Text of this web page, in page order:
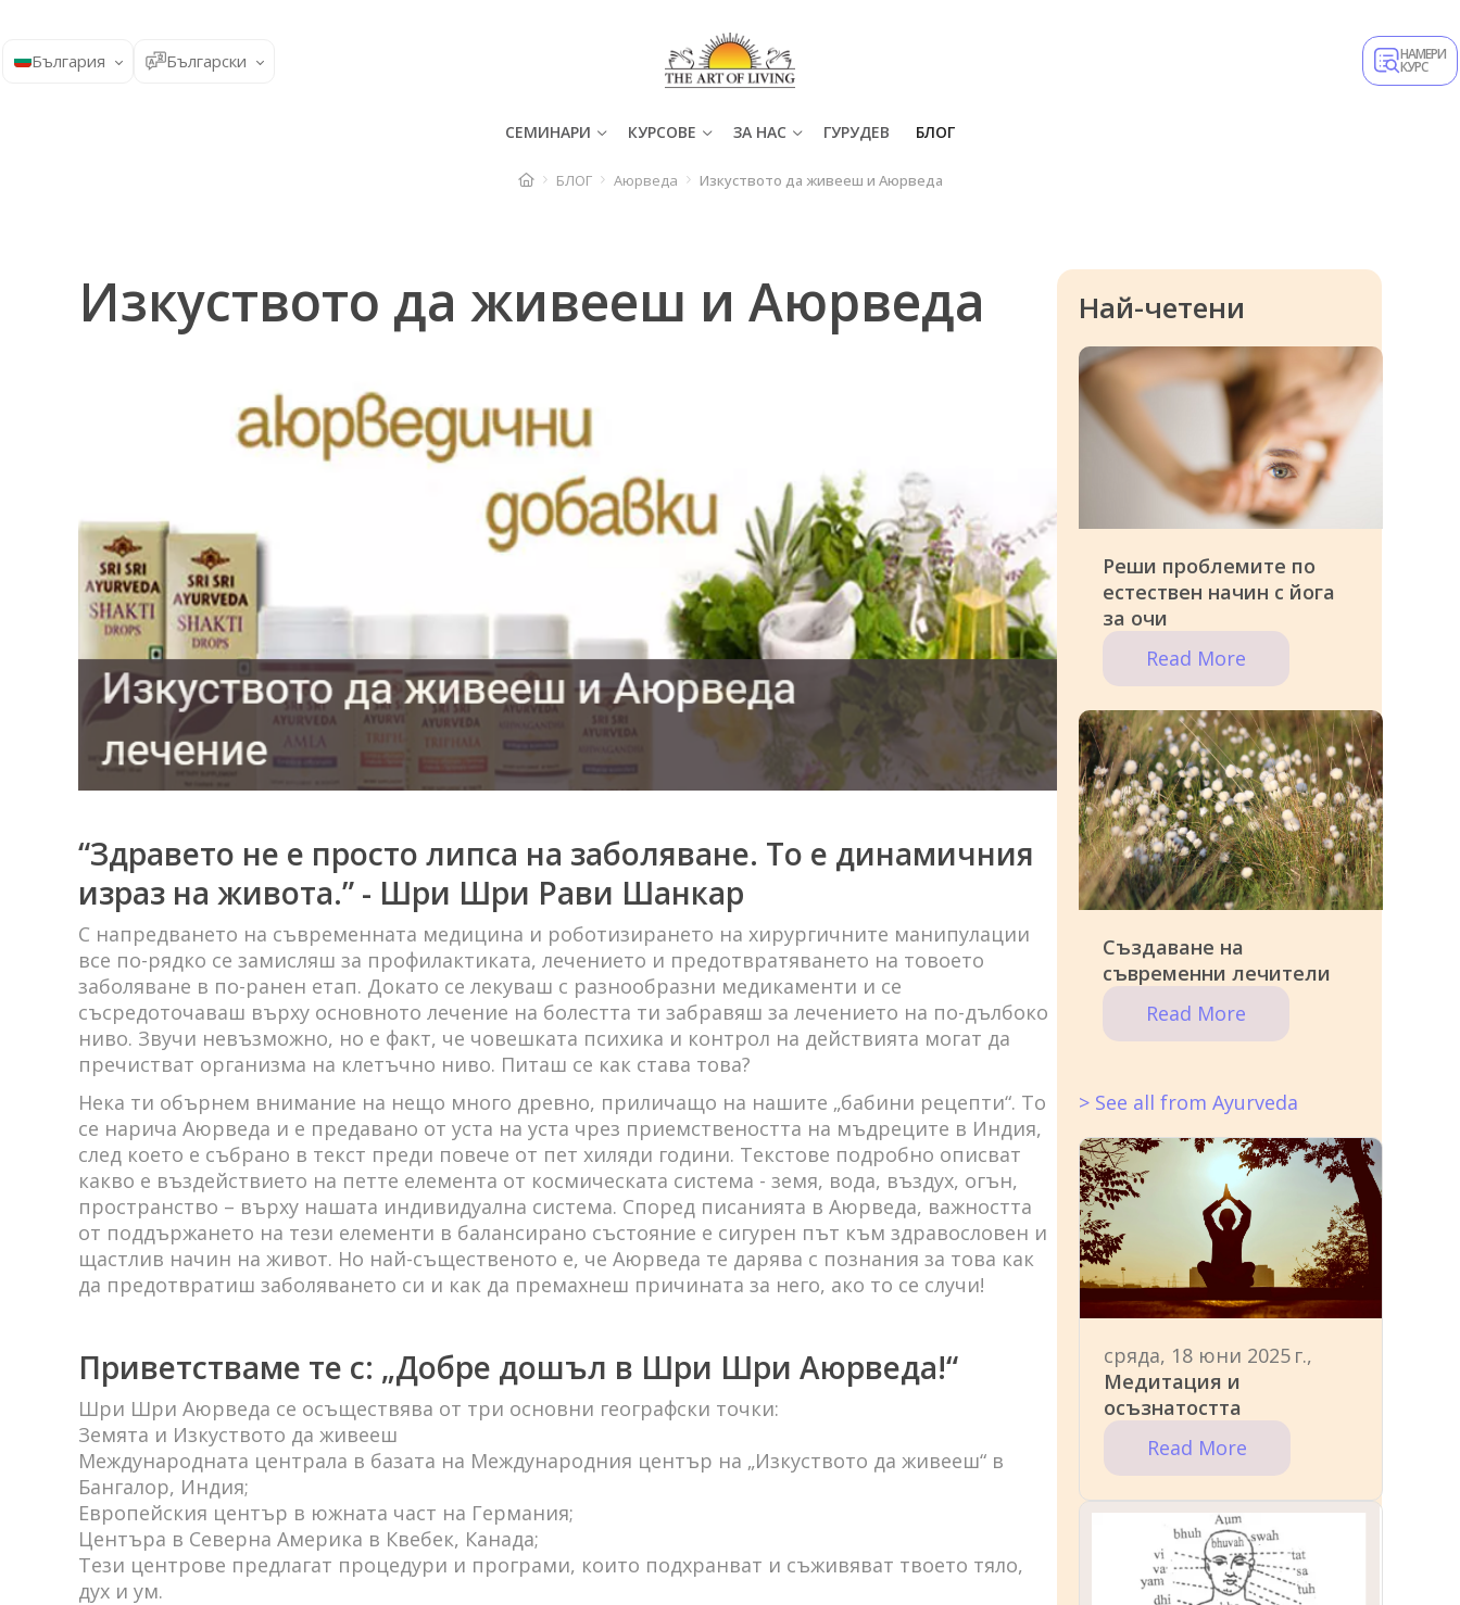
България Български НАМЕРИ
КУРС
СЕМИНАРИ КУРСОВЕ ЗА НАС ГУРУДЕВ БЛОГ
БЛОГ Аюрведа Изкуството да живееш и Аюрведа
Изкуството да живееш и Аюрведа
“Здравето не е просто липса на заболяване. То е динамичния
израз на живота.” - Шри Шри Рави Шанкар
С напредването на съвременната медицина и роботизирането на хирургичните манипулации
все по-рядко се замисляш за профилактиката, лечението и предотвратяването на товоето
заболяване в по-ранен етап. Докато се лекуваш с разнообразни медикаменти и се
съсредоточаваш върху основното лечение на болестта ти забравяш за лечението на по-дълбоко
ниво. Звучи невъзможно, но е факт, че човешката психика и контрол на действията могат да
пречистват организма на клетъчно ниво. Питаш се как става това?
Нека ти обърнем внимание на нещо много древно, приличащо на нашите „бабини рецепти“. То
се нарича Аюрведа и е предавано от уста на уста чрез приемствеността на мъдреците в Индия,
след което е събрано в текст преди повече от пет хиляди години. Текстове подробно описват
какво е въздействието на петте елемента от космическата система - земя, вода, въздух, огън,
пространство – върху нашата индивидуална система. Според писанията в Аюрведа, важността
от поддържането на тези елементи в балансирано състояние е сигурен път към здравословен и
щастлив начин на живот. Но най-същественото е, че Аюрведа те дарява с познания за това как
да предотвратиш заболяването си и как да премахнеш причината за него, ако то се случи!
Приветстваме те с: „Добре дошъл в Шри Шри Аюрведа!“
Шри Шри Аюрведа се осъществява от три основни географски точки:
Земята и Изкуството да живееш
Международната централа в базата на Международния център на „Изкуството да живееш“ в
Бангалор, Индия;
Европейския център в южната част на Германия;
Центъра в Северна Америка в Квебек, Канада;
Тези центрове предлагат процедури и програми, които подхранват и съживяват твоето тяло,
дух и ум.
Най-четени
Реши проблемите по
естествен начин с йога
за очи
Read More
Създаване на
съвременни лечители
Read More
> See all from Ayurveda
сряда, 18 юни 2025 г.,
Медитация и
осъзнатостта
Read More